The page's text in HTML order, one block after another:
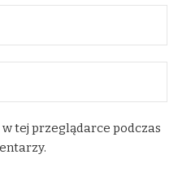
tej przeglądarce podczas